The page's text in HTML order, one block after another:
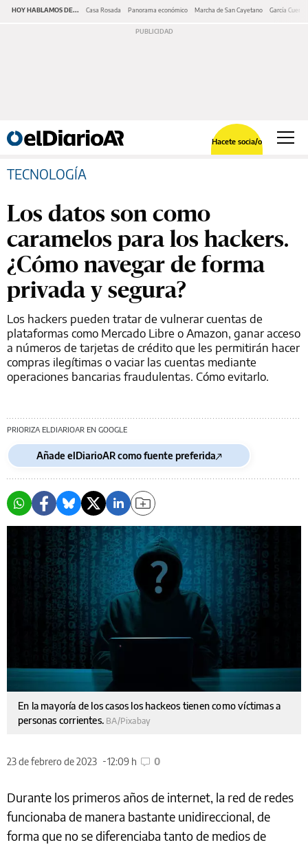
HOY HABLAMOS DE... Casa Rosada Panorama económico Marcha de San Cayetano García Cuerva
Hacete socia/o
TECNOLOGÍA
Los datos son como
caramelos para los hackers.
¿Cómo navegar de forma
privada y segura?
Los hackers pueden tratar de vulnerar cuentas de
plataformas como Mercado Libre o Amazon, ganar acceso
a números de tarjetas de crédito que les permitirán hacer
compras ilegítimas o vaciar las cuentas mediante
operaciones bancarias fraudulentas. Cómo evitarlo.
PRIORIZA ELDIARIOAR EN GOOGLE
Añade elDiarioAR como fuente preferida
En la mayoría de los casos los hackeos tienen como víctimas a
personas corrientes. BA/Pixabay
23 de febrero de 2023 12:09 h 0
Durante los primeros años de internet, la red de redes
funcionaba de manera bastante unidireccional, de
forma que no se diferenciaba tanto de medios de